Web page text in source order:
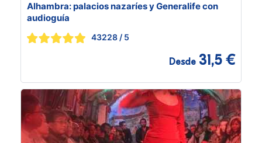
Alhambra: palacios nazaríes y Generalife con
audioguía
43228 / 5
Desde 31,5 €